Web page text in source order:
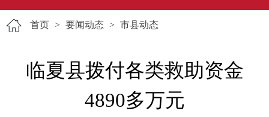
首页 > 要闻动态 > 市县动态
临夏县拨付各类救助资金
4890多万元